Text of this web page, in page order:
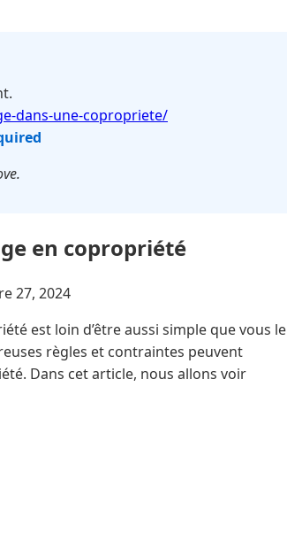
dans-une-copropriete/
en copropriété
27, 2024
est loin d’être aussi simple que vous le
règles et contraintes peuvent
Dans cet article, nous allons voir